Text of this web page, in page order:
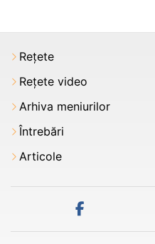
Rețete
Rețete video
Arhiva meniurilor
Întrebări
Articole
facebook